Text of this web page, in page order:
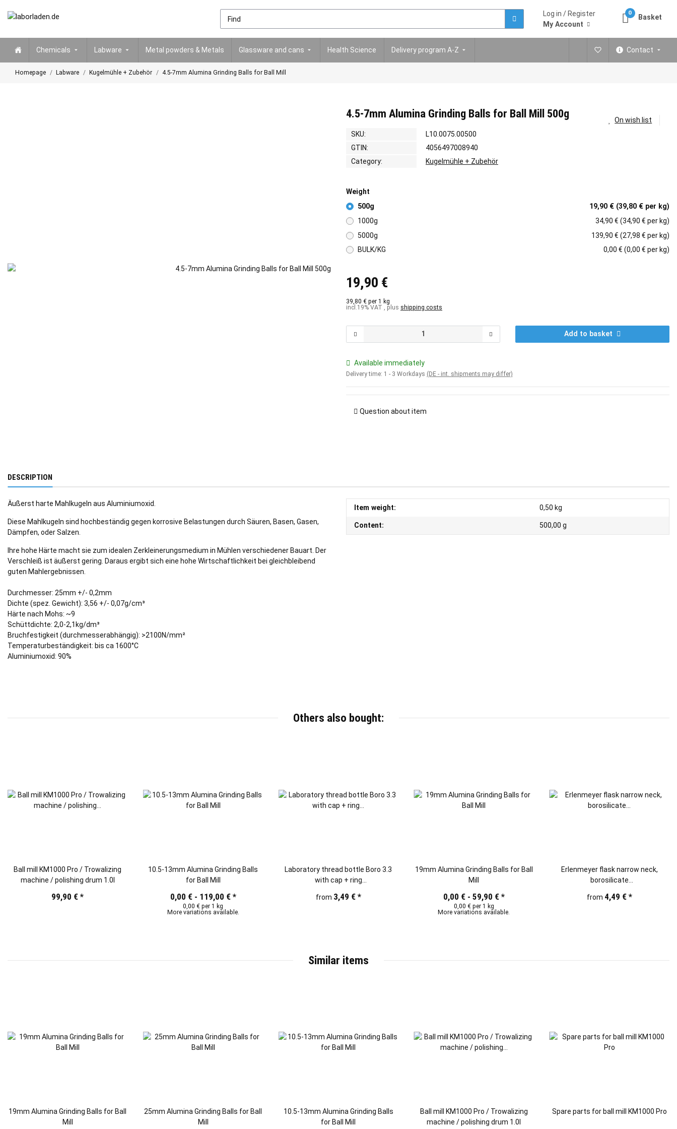
Log in / Register
My Account
0
Basket
Chemicals Labware Metal powders & Metals Glassware and cans Health Science Delivery program A-Z Contact
Homepage Labware Kugelmühle + Zubehör 4.5-7mm Alumina Grinding Balls for Ball Mill
4.5-7mm Alumina Grinding Balls for Ball Mill 500g
SKU:
L10.0075.00500
GTIN:
4056497008940
Category:
Kugelmühle + Zubehör
Weight
500g
19,90 € (39,80 € per kg)
1000g
34,90 € (34,90 € per kg)
5000g
139,90 € (27,98 € per kg)
BULK/KG
0,00 € (0,00 € per kg)
19,90 €
39,80 € per 1 kg
incl.19% VAT , plus shipping costs
Add to basket
Available immediately
Delivery time: 1 - 3 Workdays (DE - int. shipments may differ)
Question about item
On wish list
DESCRIPTION
Äußerst harte Mahlkugeln aus Aluminiumoxid.
Diese Mahlkugeln sind hochbeständig gegen korrosive Belastungen durch Säuren, Basen, Gasen,
Dämpfen, oder Salzen.
Ihre hohe Härte macht sie zum idealen Zerkleinerungsmedium in Mühlen verschiedener Bauart. Der
Verschleiß ist äußerst gering. Daraus ergibt sich eine hohe Wirtschaftlichkeit bei gleichbleibend
guten Mahlergebnissen.
Durchmesser: 25mm +/- 0,2mm
Dichte (spez. Gewicht): 3,56 +/- 0,07g/cm³
Härte nach Mohs: ~9
Schüttdichte: 2,0-2,1kg/dm³
Bruchfestigkeit (durchmesserabhängig): >2100N/mm²
Temperaturbeständigkeit: bis ca 1600°C
Aluminiumoxid: 90%
Item weight: 0,50 kg
Content: 500,00 g
Others also bought:
Ball mill KM1000 Pro / Trowalizing
machine / polishing drum 1.0l
99,90 €*
10.5-13mm Alumina Grinding Balls
for Ball Mill
0,00 € - 119,00 € *
0,00 € per 1 kg
More variations available.
Laboratory thread bottle Boro 3.3
with cap + ring
from 3,49 € *
19mm Alumina Grinding Balls for Ball
Mill
0,00 € - 59,90 € *
0,00 € per 1 kg
More variations available.
Erlenmeyer flask narrow neck,
borosilicate
from 4,49 € *
Similar items
19mm Alumina Grinding Balls for Ball
Mill
25mm Alumina Grinding Balls for Ball
Mill
10.5-13mm Alumina Grinding Balls
for Ball Mill
Ball mill KM1000 Pro / Trowalizing
machine / polishing drum 1.0l
Spare parts for ball mill KM1000 Pro